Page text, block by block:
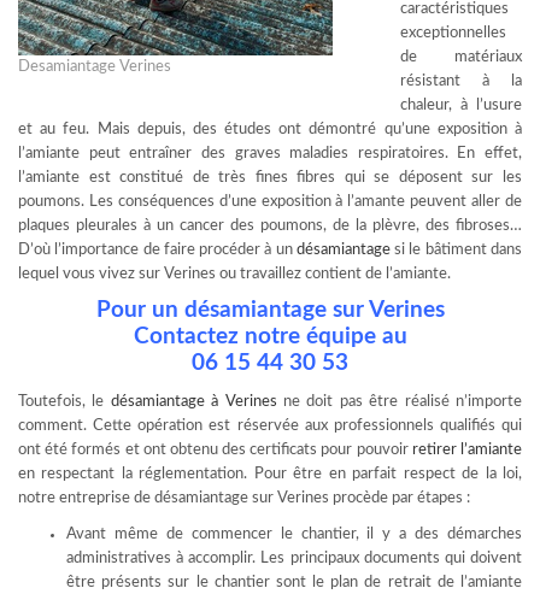
Desamiantage Verines
caractéristiques
exceptionnelles
de matériaux
résistant à la
chaleur, à l’usure
et au feu. Mais depuis, des études ont démontré qu’une exposition à
l’amiante peut entraîner des graves maladies respiratoires. En effet,
l’amiante est constitué de très fines fibres qui se déposent sur les
poumons. Les conséquences d’une exposition à l’amante peuvent aller de
plaques pleurales à un cancer des poumons, de la plèvre, des fibroses…
D’où l’importance de faire procéder à un désamiantagesi le bâtiment dans
lequel vous vivez sur Verines ou travaillez contient de l’amiante.
Pour un désamiantage sur Verines
Contactez notre équipe au
06 15 44 30 53
Toutefois, le désamiantage à Verines ne doit pas être réalisé n’importe
comment. Cette opération est réservée aux professionnels qualifiés qui
ont été formés et ont obtenu des certificats pour pouvoir retirer l’amiante
en respectant la réglementation. Pour être en parfait respect de la loi,
notre entreprise de désamiantage sur Verines procède par étapes :
Avant même de commencer le chantier, il y a des démarches
administratives à accomplir. Les principaux documents qui doivent
être présents sur le chantier sont le plan de retrait de l’amiante